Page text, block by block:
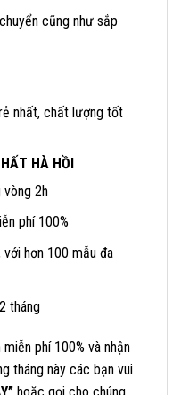
cũng như sắp
nhất, chất lượng tốt
HÀ HỒI
vòng 2h
phí 100%
hơn 100 mẫu đa
tháng
phí 100% và nhận
tháng này các bạn vui